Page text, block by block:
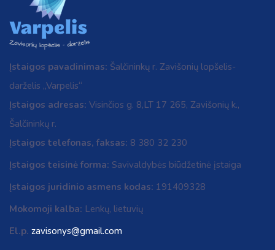
Įstaigos pavadinimas: Šalčininkų r. Zavišonių lopšelis-
darželis „Varpelis“
Įstaigos adresas: Visinčios g. 8,LT 17 265, Zavišonių k.,
Šalčininkų r.
Įstaigos telefonas, faksas: 8 380 32 230
Įstaigos teisinė forma: Savivaldybės biūdžetinė įstaiga
Įstaigos juridinio asmens kodas: 191409328
Mokomoji kalba: Lenkų, lietuvių
El.p. zavisonys@gmail.com